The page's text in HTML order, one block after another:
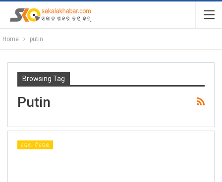
Home putin
Browsing Tag
Putin
ଦେଶ- ବିଦେଶ